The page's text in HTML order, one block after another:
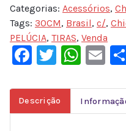
Categorias: Acessórios,
Tags: 30CM, Brasil, c/,
PELÚCIA, TIRAS, Venda
Facebook
Twitter
Descrição